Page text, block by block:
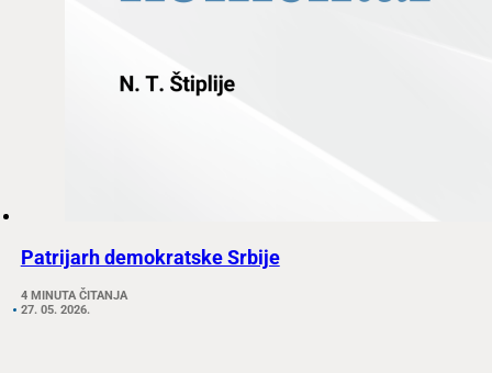
Patrijarh demokratske Srbije
4 MINUTA ČITANJA
27. 05. 2026.